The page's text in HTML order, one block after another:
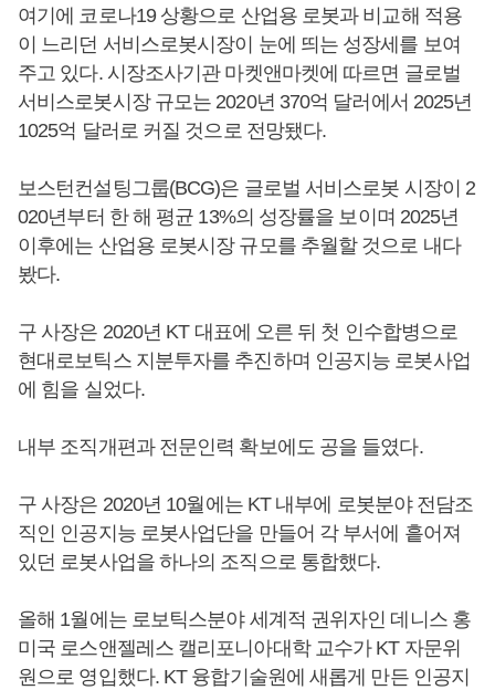
여기에 코로나19 상황으로 산업용 로봇과 비교해 적용
이 느리던 서비스로봇시장이 눈에 띄는 성장세를 보여
주고 있다. 시장조사기관 마켓앤마켓에 따르면 글로벌
서비스로봇시장 규모는 2020년 370억 달러에서 2025년
1025억 달러로 커질 것으로 전망됐다.
보스턴컨설팅그룹(BCG)은 글로벌 서비스로봇 시장이 2
020년부터 한 해 평균 13%의 성장률을 보이며 2025년
이후에는 산업용 로봇시장 규모를 추월할 것으로 내다
봤다.
구 사장은 2020년 KT 대표에 오른 뒤 첫 인수합병으로
현대로보틱스 지분투자를 추진하며 인공지능 로봇사업
에 힘을 실었다.
내부 조직개편과 전문인력 확보에도 공을 들였다.
구 사장은 2020년 10월에는 KT 내부에 로봇분야 전담조
직인 인공지능 로봇사업단을 만들어 각 부서에 흩어져
있던 로봇사업을 하나의 조직으로 통합했다.
올해 1월에는 로보틱스분야 세계적 권위자인 데니스 홍
미국 로스앤젤레스 캘리포니아대학 교수가 KT 자문위
원으로 영입했다. KT 융합기술원에 새롭게 만든 인공지